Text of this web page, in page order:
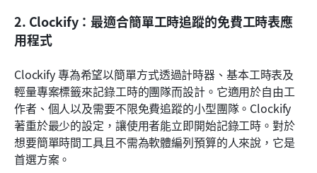
2. Clockify：最適合簡單工時追蹤的免費工時表應
用程式
Clockify 專為希望以簡單方式透過計時器、基本工時表及
輕量專案標籤來記錄工時的團隊而設計。它適用於自由工
作者、個人以及需要不限免費追蹤的小型團隊。Clockify
著重於最少的設定，讓使用者能立即開始記錄工時。對於
想要簡單時間工具且不需為軟體編列預算的人來說，它是
首選方案。